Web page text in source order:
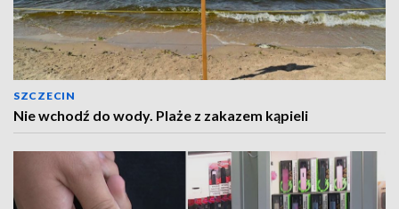
SZCZECIN
Nie wchodź do wody. Plaże z zakazem kąpieli